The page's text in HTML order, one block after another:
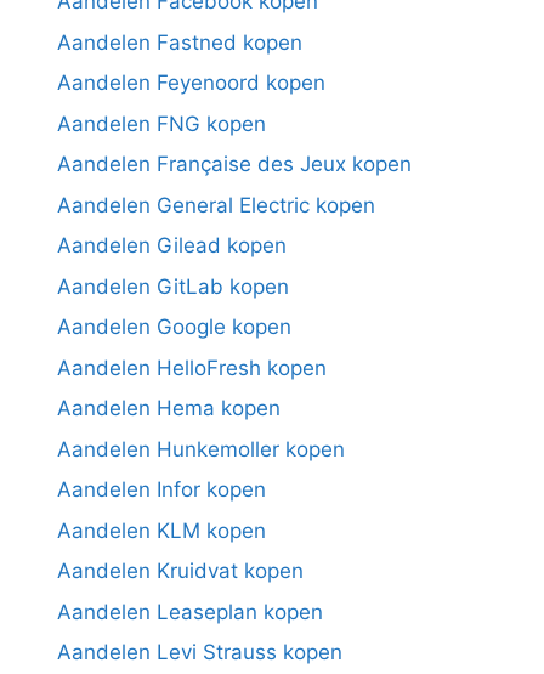
Aandelen Fastned kopen
Aandelen Feyenoord kopen
Aandelen FNG kopen
Aandelen Française des Jeux kopen
Aandelen General Electric kopen
Aandelen Gilead kopen
Aandelen GitLab kopen
Aandelen Google kopen
Aandelen HelloFresh kopen
Aandelen Hema kopen
Aandelen Hunkemoller kopen
Aandelen Infor kopen
Aandelen KLM kopen
Aandelen Kruidvat kopen
Aandelen Leaseplan kopen
Aandelen Levi Strauss kopen